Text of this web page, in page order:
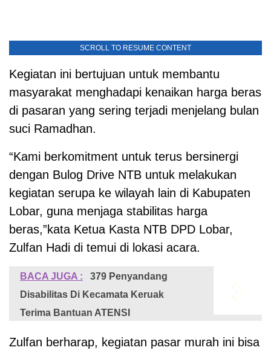
SCROLL TO RESUME CONTENT
Kegiatan ini bertujuan untuk membantu
masyarakat menghadapi kenaikan harga beras
di pasaran yang sering terjadi menjelang bulan
suci Ramadhan.
“Kami berkomitment untuk terus bersinergi
dengan Bulog Drive NTB untuk melakukan
kegiatan serupa ke wilayah lain di Kabupaten
Lobar, guna menjaga stabilitas harga
beras,”kata Ketua Kasta NTB DPD Lobar,
Zulfan Hadi di temui di lokasi acara.
BACA JUGA :
379 Penyandang
Disabilitas Di Kecamata Keruak
Terima Bantuan ATENSI
Zulfan berharap, kegiatan pasar murah ini bisa